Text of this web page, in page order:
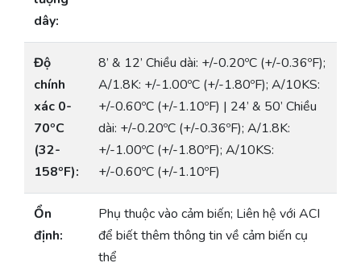
dây:
Độ
chính
xác 0-
70ºC
(32-
158ºF):
8’ & 12’ Chiều dài: +/-0.20ºC (+/-0.36ºF);
A/1.8K: +/-1.00ºC (+/-1.80ºF); A/10KS:
+/-0.60ºC (+/-1.10ºF) | 24’ & 50’ Chiều
dài: +/-0.20ºC (+/-0.36ºF); A/1.8K:
+/-1.00ºC (+/-1.80ºF); A/10KS:
+/-0.60ºC (+/-1.10ºF)
Ổn
định:
Phụ thuộc vào cảm biến; Liên hệ với ACI
để biết thêm thông tin về cảm biến cụ
thể